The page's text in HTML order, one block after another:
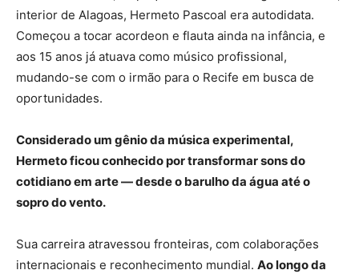
interior de Alagoas, Hermeto Pascoal era autodidata.
Começou a tocar acordeon e flauta ainda na infância, e
aos 15 anos já atuava como músico profissional,
mudando-se com o irmão para o Recife em busca de
oportunidades.
Considerado um gênio da música experimental,
Hermeto ficou conhecido por transformar sons do
cotidiano em arte — desde o barulho da água até o
sopro do vento.
Sua carreira atravessou fronteiras, com colaborações
internacionais e reconhecimento mundial. Ao longo da